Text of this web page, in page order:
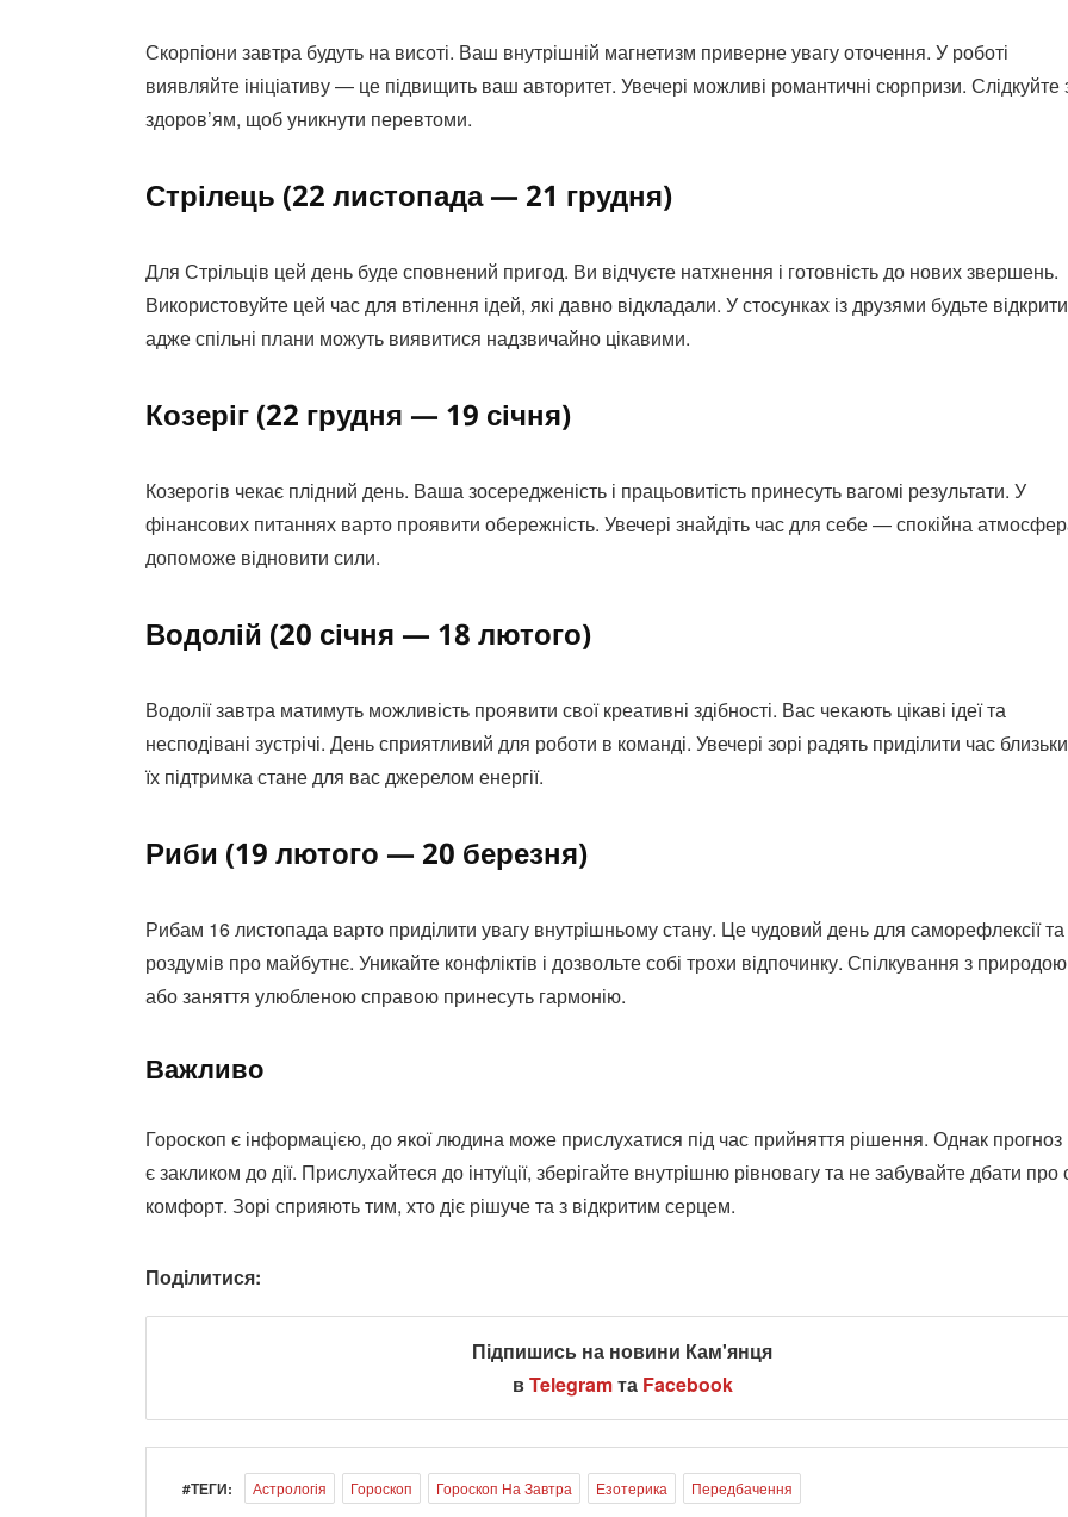
Скорпіони завтра будуть на висоті. Ваш внутрішній магнетизм приверне увагу оточення. У роботі
виявляйте ініціативу — це підвищить ваш авторитет. Увечері можливі романтичні сюрпризи. Слідкуйте
здоров’ям, щоб уникнути перевтоми.
Стрілець (22 листопада — 21 грудня)
Для Стрільців цей день буде сповнений пригод. Ви відчуєте натхнення і готовність до нових звершень.
Використовуйте цей час для втілення ідей, які давно відкладали. У стосунках із друзями будьте
адже спільні плани можуть виявитися надзвичайно цікавими.
Козеріг (22 грудня — 19 січня)
Козерогів чекає плідний день. Ваша зосередженість і працьовитість принесуть вагомі результати. У
фінансових питаннях варто проявити обережність. Увечері знайдіть час для себе — спокійна
допоможе відновити сили.
Водолій (20 січня — 18 лютого)
Водолії завтра матимуть можливість проявити свої креативні здібності. Вас чекають цікаві ідеї та
несподівані зустрічі. День сприятливий для роботи в команді. Увечері зорі радять приділити час
їх підтримка стане для вас джерелом енергії.
Риби (19 лютого — 20 березня)
Рибам 16 листопада варто приділити увагу внутрішньому стану. Це чудовий день для саморефлексії та
роздумів про майбутнє. Уникайте конфліктів і дозвольте собі трохи відпочинку. Спілкування з природою
або заняття улюбленою справою принесуть гармонію.
Важливо
Гороскоп є інформацією, до якої людина може прислухатися під час прийняття рішення. Однак прогноз
є закликом до дії. Прислухайтеся до інтуїції, зберігайте внутрішню рівновагу та не забувайте дбати про
комфорт. Зорі сприяють тим, хто діє рішуче та з відкритим серцем.
Поділитися:
Підпишись на новини Кам'янця
вTelegramта Facebook
#ТЕГИ: Астрологія Гороскоп Гороскоп На Завтра Езотерика Передбачення